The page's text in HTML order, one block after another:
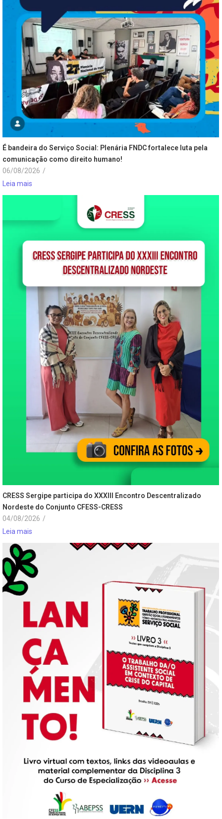
É bandeira do Serviço Social: Plenária FNDC fortalece luta pela
comunicação como direito humano!
06/08/2026 /
Leia mais
CRESS Sergipe participa do XXXIII Encontro Descentralizado
Nordeste do Conjunto CFESS-CRESS
04/08/2026 /
Leia mais